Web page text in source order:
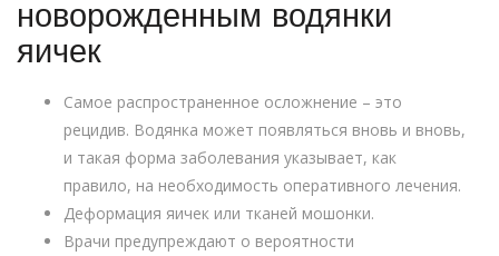
новорожденным водянки
яичек
Самое распространенное осложнение – это
рецидив. Водянка может появляться вновь и вновь,
и такая форма заболевания указывает, как
правило, на необходимость оперативного лечения.
Деформация яичек или тканей мошонки.
Врачи предупреждают о вероятности